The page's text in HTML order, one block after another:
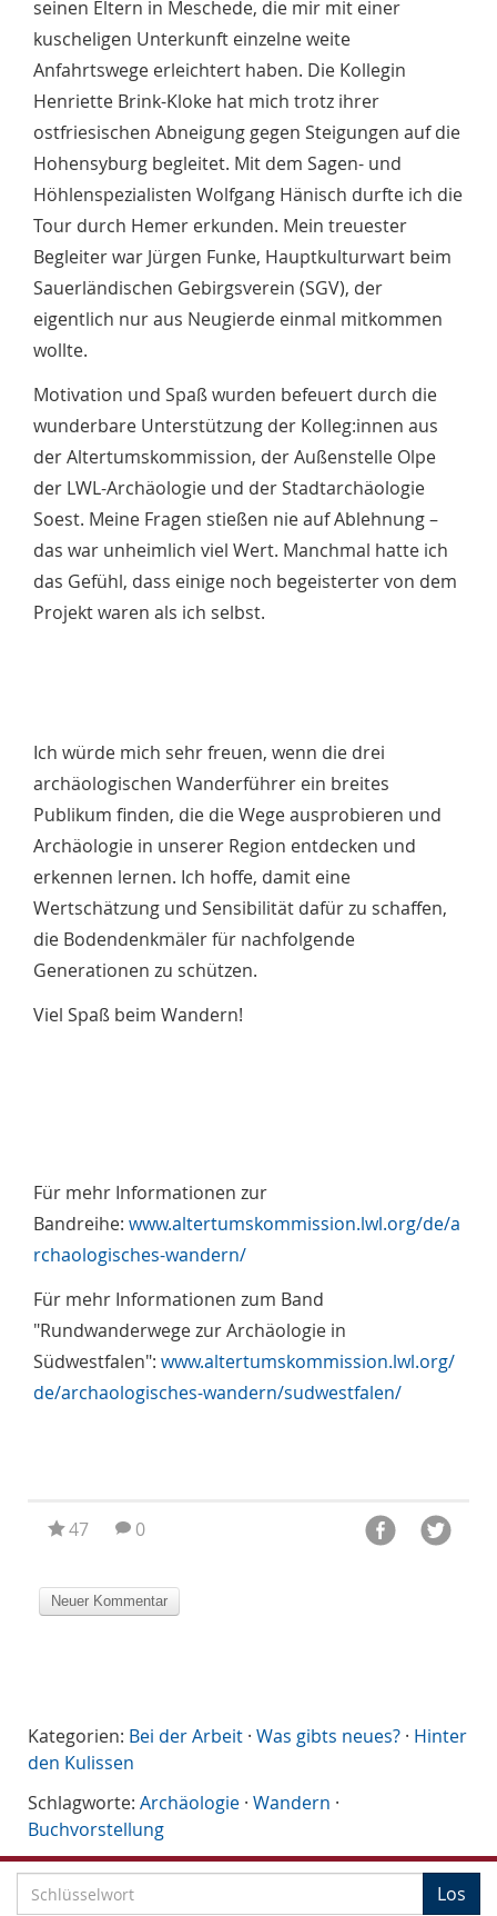
seinen Eltern in Meschede, die mir mit einer
kuscheligen Unterkunft einzelne weite
Anfahrtswege erleichtert haben. Die Kollegin
Henriette Brink-Kloke hat mich trotz ihrer
ostfriesischen Abneigung gegen Steigungen auf die
Hohensyburg begleitet. Mit dem Sagen- und
Höhlenspezialisten Wolfgang Hänisch durfte ich die
Tour durch Hemer erkunden. Mein treuester
Begleiter war Jürgen Funke, Hauptkulturwart beim
Sauerländischen Gebirgsverein (SGV), der
eigentlich nur aus Neugierde einmal mitkommen
wollte.
Motivation und Spaß wurden befeuert durch die
wunderbare Unterstützung der Kolleg:innen aus
der Altertumskommission, der Außenstelle Olpe
der LWL-Archäologie und der Stadtarchäologie
Soest. Meine Fragen stießen nie auf Ablehnung –
das war unheimlich viel Wert. Manchmal hatte ich
das Gefühl, dass einige noch begeisterter von dem
Projekt waren als ich selbst.
Ich würde mich sehr freuen, wenn die drei
archäologischen Wanderführer ein breites
Publikum finden, die die Wege ausprobieren und
Archäologie in unserer Region entdecken und
erkennen lernen. Ich hoffe, damit eine
Wertschätzung und Sensibilität dafür zu schaffen,
die Bodendenkmäler für nachfolgende
Generationen zu schützen.
Viel Spaß beim Wandern!
Für mehr Informationen zur
Bandreihe: www.altertumskommission.lwl.org/de/a
rchaologisches-wandern/
Für mehr Informationen zum Band
"Rundwanderwege zur Archäologie in
Südwestfalen": www.altertumskommission.lwl.org/
de/archaologisches-wandern/sudwestfalen/
47 0
Kategorien: Bei der Arbeit · Was gibts neues? · Hinter
den Kulissen
Schlagworte: Archäologie · Wandern ·
Buchvorstellung
Los